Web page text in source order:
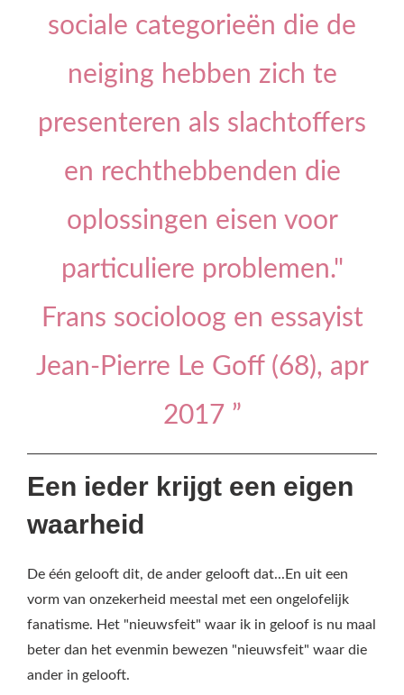
sociale categorieën die de
neiging hebben zich te
presenteren als slachtoffers
en rechthebbenden die
oplossingen eisen voor
particuliere problemen."
Frans socioloog en essayist
Jean-Pierre Le Goff (68), apr
2017 ”
Een ieder krijgt een eigen
waarheid
De één gelooft dit, de ander gelooft dat...En uit een
vorm van onzekerheid meestal met een ongelofelijk
fanatisme. Het "nieuwsfeit" waar ik in geloof is nu maal
beter dan het evenmin bewezen "nieuwsfeit" waar die
ander in gelooft.